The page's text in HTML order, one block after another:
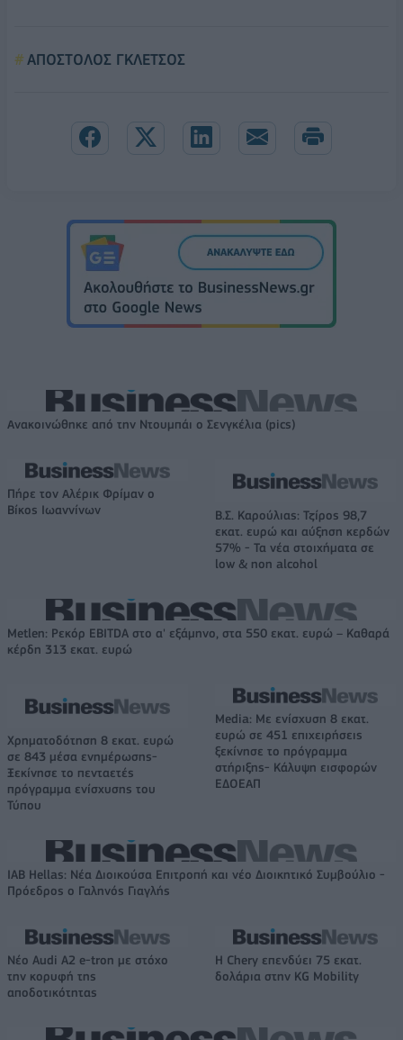
ΑΠΟΣΤΟΛΟΣ ΓΚΛΕΤΣΟΣ
Ανακοινώθηκε από την Ντουμπάι ο Σενγκέλια (pics)
Πήρε τον Αλέρικ Φρίμαν ο
Βίκος Ιωαννίνων
Β.Σ. Καρούλιας: Τζίρος 98,7
εκατ. ευρώ και αύξηση κερδών
57% - Τα νέα στοιχήματα σε
low & non alcohol
Metlen: Ρεκόρ EBITDA στο α' εξάμηνο, στα 550 εκατ. ευρώ – Καθαρά
κέρδη 313 εκατ. ευρώ
Χρηματοδότηση 8 εκατ. ευρώ
σε 843 μέσα ενημέρωσης-
Ξεκίνησε το πενταετές
πρόγραμμα ενίσχυσης του
Τύπου
Media: Με ενίσχυση 8 εκατ.
ευρώ σε 451 επιχειρήσεις
ξεκίνησε το πρόγραμμα
στήριξης- Κάλυψη εισφορών
ΕΔΟΕΑΠ
IAB Hellas: Νέα Διοικούσα Επιτροπή και νέο Διοικητικό Συμβούλιο -
Πρόεδρος ο Γαληνός Γιαγλής
Νέο Audi A2 e-tron με στόχο
την κορυφή της
αποδοτικότητας
Η Chery επενδύει 75 εκατ.
δολάρια στην KG Mobility